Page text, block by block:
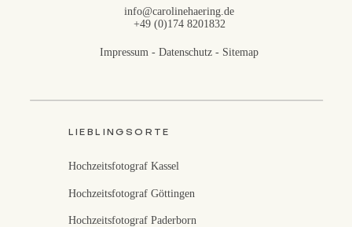
LIEBLINGSORTE
Hochzeitsfotograf Kassel
Hochzeitsfotograf Göttingen
Hochzeitsfotograf Paderborn
info@carolinehaering.de
+49 (0)174 8201832
Impressum -Datenschutz - Sitemap